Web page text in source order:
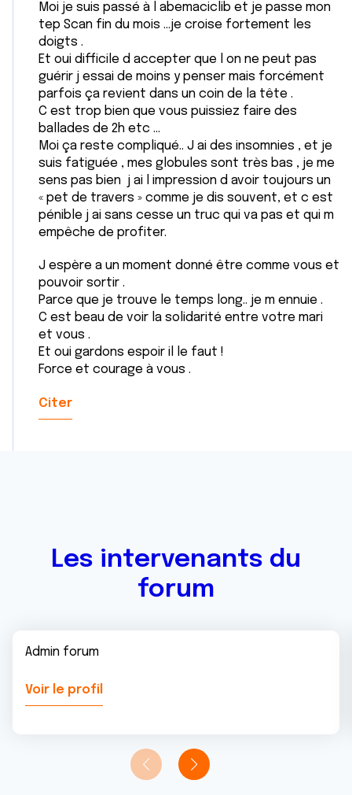
Moi je suis passé à l abemaciclib et je passe mon
tep Scan fin du mois …je croise fortement les
doigts .
Et oui difficile d accepter que l on ne peut pas
guérir j essai de moins y penser mais forcément
parfois ça revient dans un coin de la tête .
C est trop bien que vous puissiez faire des
ballades de 2h etc …
Moi ça reste compliqué.. J ai des insomnies , et je
suis fatiguée , mes globules sont très bas , je me
sens pas bien j ai l impression d avoir toujours un
« pet de travers » comme je dis souvent, et c est
pénible j ai sans cesse un truc qui va pas et qui m
empêche de profiter.
J espère a un moment donné être comme vous et
pouvoir sortir .
Parce que je trouve le temps long.. je m ennuie .
C est beau de voir la solidarité entre votre mari
et vous .
Et oui gardons espoir il le faut !
Force et courage à vous .
Citer
Les intervenants du
forum
Admin forum
Voir le profil